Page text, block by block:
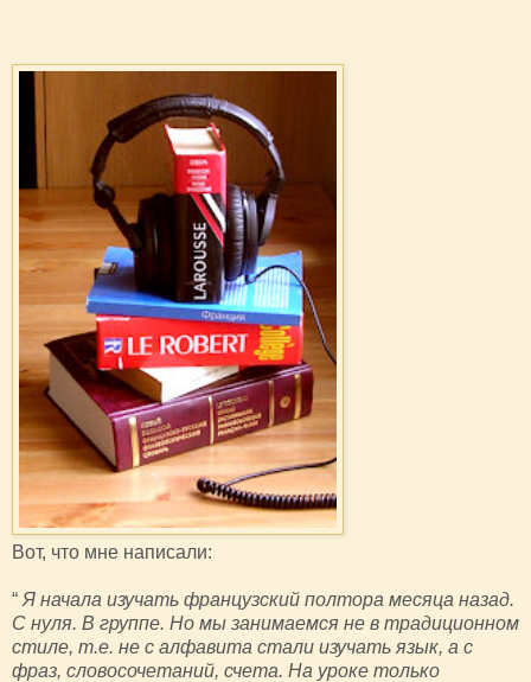
Вот, что мне написали:
“ Я начала изучать французский полтора месяца назад.
С нуля. В группе. Но мы занимаемся не в традиционном
стиле, т.е. не с алфавита стали изучать язык, а с
фраз, словосочетаний, счета. На уроке только